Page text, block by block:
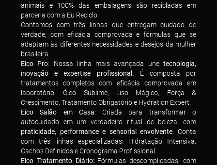
animais e 100% das embalagens são recicladas em
parceria com a Eu Reciclo.
Contamos com três linhas que entregam cuidado de
verdade, com eficácia comprovada e fórmulas que se
adaptam às diferentes necessidades e desejos da mulher
brasileira:
Eico Pro: Nossa linha mais avançada unetecnologia,
inovação e expertise profissional. É composta por
tratamentos completos com eficácia comprovada em
laboratório: Óleo Sublime, Liso Mágico, Força &
Crescimento, Tratamento Obrigatório e Hydration Expert.
Eico Salão em Casa: Criada para transformar o
autocuidado em um verdadeiro ritual de beleza, com
praticidade, performance e sensorial envolvente . Conta
com três linhas especializadas: Hidratação Intensiva,
Cachos Definidos e Cronograma Profissional.
Eico Tratamento Diário:Fórmulas descomplicadas, com